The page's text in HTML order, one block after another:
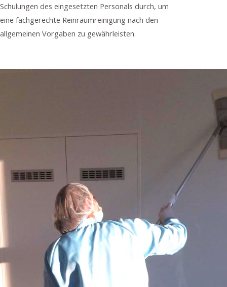
Schulungen des eingesetzten Personals durch, um
eine fachgerechte Reinraumreinigung nach den
allgemeinen Vorgaben zu gewährleisten.